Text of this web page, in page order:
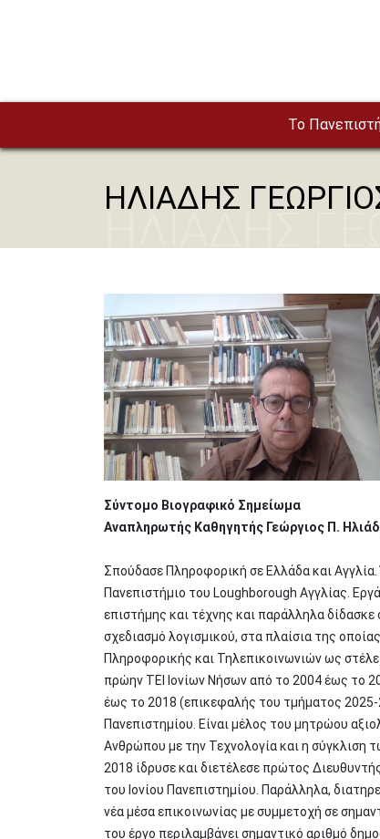
To
ΗΛΙΑΔΗΣ
Σύντομο Βιογραφικό Σημείωμα
Αναπληρωτής Καθηγητής Γεώργιος Π.
Σπούδασε Πληροφορική σε Ελλάδα και
Πανεπιστήμιο του Loughborough Αγγλίας.
επιστήμης και τέχνης και παράλληλα
σχεδιασμό λογισμικού, στα πλαίσια της
Πληροφορικής και Τηλεπικοινωνιών ως
πρώην ΤΕΙ Ιονίων Νήσων από το 2004 έως το
έως το 2018 (επικεφαλής του τμήματος
Πανεπιστημίου. Είναι μέλος του μητρώου
Ανθρώπου με την Τεχνολογία και η σύγκλιση
2018 ίδρυσε και διετέλεσε πρώτος
του Ιονίου Πανεπιστημίου. Παράλληλα,
νέα μέσα επικοινωνίας με συμμετοχή σε
του έργο περιλαμβάνει σημαντικό αριθμό